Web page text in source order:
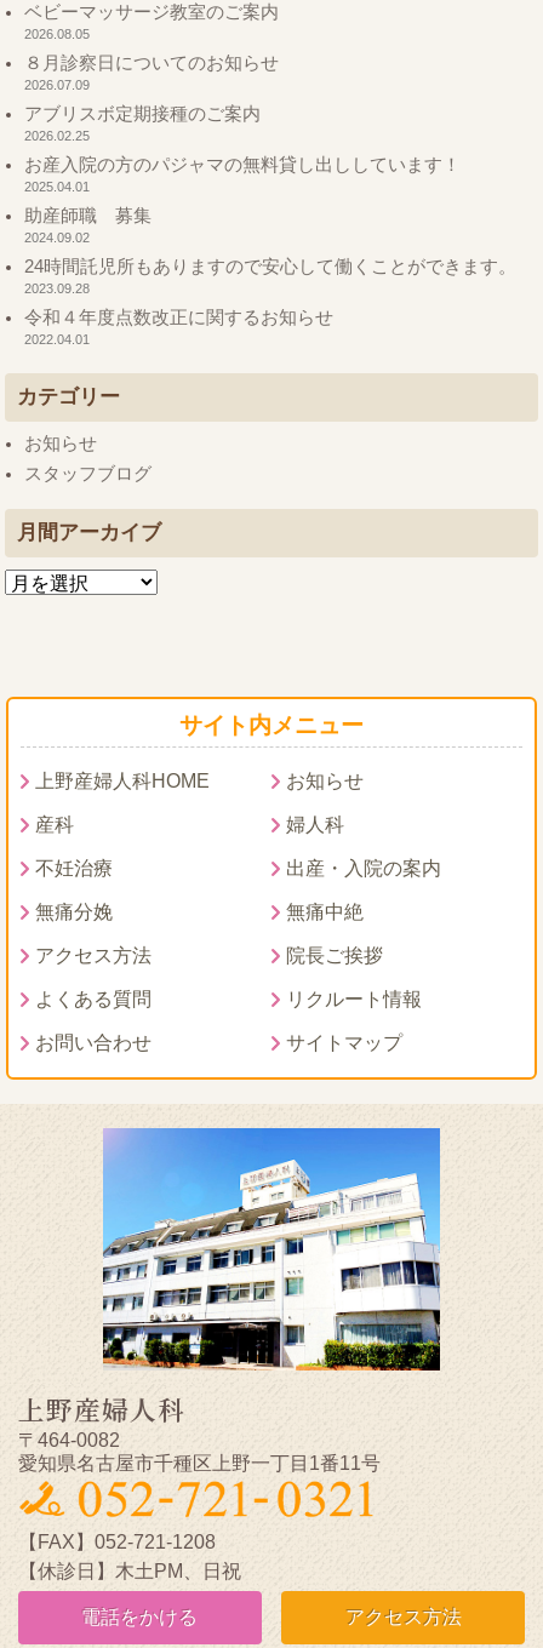
ベビーマッサージ教室のご案内
2026.08.05
８月診察日についてのお知らせ
2026.07.09
アブリスボ定期接種のご案内
2026.02.25
お産入院の方のパジャマの無料貸し出ししています！
2025.04.01
助産師職 募集
2024.09.02
24時間託児所もありますので安心して働くことができます。
2023.09.28
令和４年度点数改正に関するお知らせ
2022.04.01
カテゴリー
お知らせ
スタッフブログ
月間アーカイブ
サイト内メニュー
上野産婦人科HOME お知らせ
産科 婦人科
不妊治療 出産・入院の案内
無痛分娩 無痛中絶
アクセス方法 院長ご挨拶
よくある質問 リクルート情報
お問い合わせ サイトマップ
上野産婦人科
〒464-0082
愛知県名古屋市千種区上野一丁目1番11号
【FAX】052-721-1208
【休診日】木土PM、日祝
電話をかける アクセス方法